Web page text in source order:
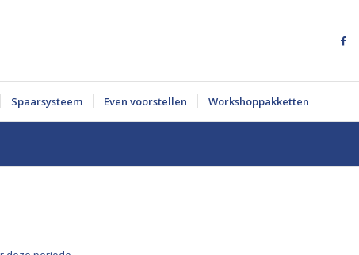
Spaarsysteem Even voorstellen Workshoppakketten